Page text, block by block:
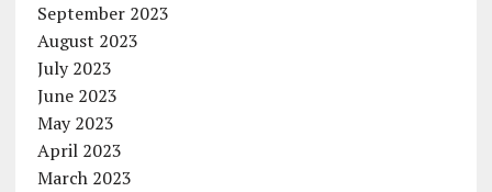
September 2023
August 2023
July 2023
June 2023
May 2023
April 2023
March 2023